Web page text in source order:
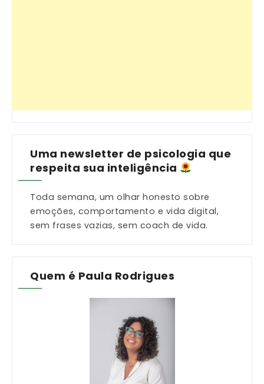
Uma newsletter de psicologia que
respeita sua inteligência
Toda semana, um olhar honesto sobre
emoções, comportamento e vida digital,
sem frases vazias, sem coach de vida.
Quem é Paula Rodrigues